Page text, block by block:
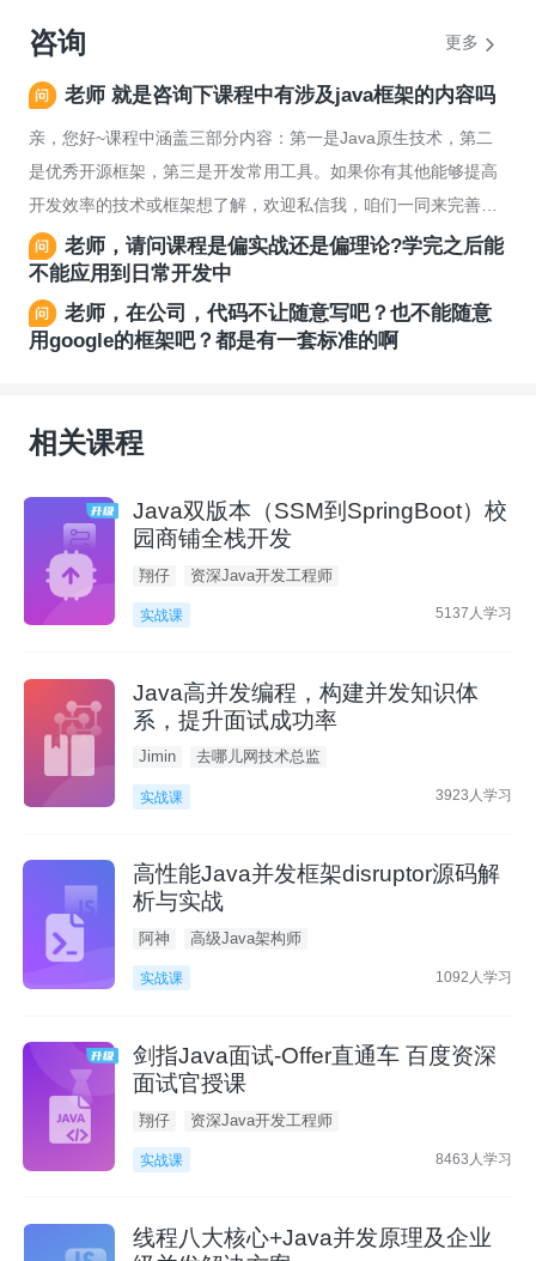
咨询 更多
老师 就是咨询下课程中有涉及java框架的内容吗
亲，您好~课程中涵盖三部分内容：第一是Java原生技术，第二
是优秀开源框架，第三是开发常用工具。如果你有其他能够提高
开发效率的技术或框架想了解，欢迎私信我，咱们一同来完善课
程，扩充咱们的武器库。祝您学习愉快~
老师，请问课程是偏实战还是偏理论?学完之后能
不能应用到日常开发中
老师，在公司，代码不让随意写吧？也不能随意
用google的框架吧？都是有一套标准的啊
相关课程
Java双版本（SSM到SpringBoot）校
园商铺全栈开发
翔仔 资深Java开发工程师
实战课 5137人学习
Java高并发编程，构建并发知识体
系，提升面试成功率
Jimin 去哪儿网技术总监
实战课 3923人学习
高性能Java并发框架disruptor源码解
析与实战
阿神 高级Java架构师
实战课 1092人学习
剑指Java面试-Offer直通车 百度资深
面试官授课
翔仔 资深Java开发工程师
实战课 8463人学习
线程八大核心+Java并发原理及企业